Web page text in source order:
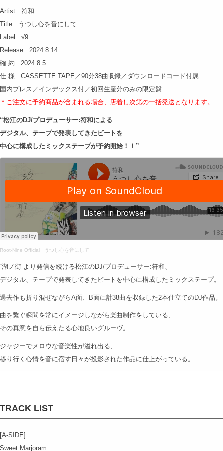
Artist : 符和
Title : うつし心を音にして
Label : √9
Release : 2024.8.14.
確 約 : 2024.8.5.
仕 様 : CASSETTE TAPE／90分38曲収録／ダウンロードコード付属
国内プレス／インデックス付／初回生産分のみの限定盤
＊ご注文に予約商品が含まれる場合、店着し次第の一括発送となります。
“松江のDJ/プロデューサー:符和による
デジタル、テープで発表してきたビートを
中心に構成したミックステープが予約開始！！”
Root-Nine Official · うつし心を音にして
“湖ノ街”より発信を続ける松江のDJ/プロデューサー:符和、
デジタル、テープで発表してきたビートを中心に構成したミックステープ。
過去作も折り混ぜながらA面、B面に計38曲を収録した2本仕立てのDJ作品。
曲を繋ぐ瞬間を常にイメージしながら楽曲制作をしている、
その真意を自ら伝えたる心地良いグルーヴ。
ジャジーでメロウな音楽性が溢れ出る、
移り行く心情を音に宿す日々が投影された作品に仕上がっている。
TRACK LIST
[A-SIDE]
Sweet Marjoram